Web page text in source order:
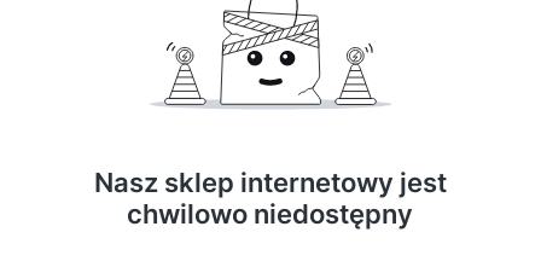
Nasz sklep internetowy jest
chwilowo niedostępny